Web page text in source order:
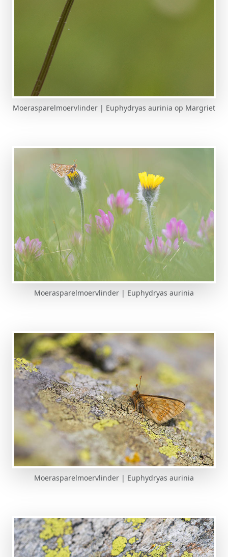
Moerasparelmoervlinder | Euphydryas aurinia op Margriet
Moerasparelmoervlinder | Euphydryas aurinia
Moerasparelmoervlinder | Euphydryas aurinia